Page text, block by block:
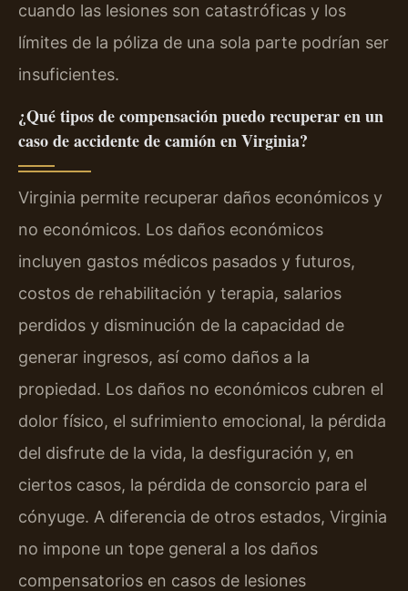
cuando las lesiones son catastróficas y los
límites de la póliza de una sola parte podrían ser
insuficientes.
¿Qué tipos de compensación puedo recuperar en un
caso de accidente de camión en Virginia?
Virginia permite recuperar daños económicos y
no económicos. Los daños económicos
incluyen gastos médicos pasados y futuros,
costos de rehabilitación y terapia, salarios
perdidos y disminución de la capacidad de
generar ingresos, así como daños a la
propiedad. Los daños no económicos cubren el
dolor físico, el sufrimiento emocional, la pérdida
del disfrute de la vida, la desfiguración y, en
ciertos casos, la pérdida de consorcio para el
cónyuge. A diferencia de otros estados, Virginia
no impone un tope general a los daños
compensatorios en casos de lesiones